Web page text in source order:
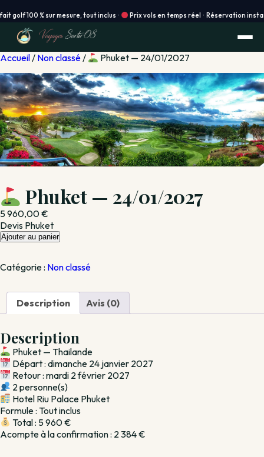
100 % sur mesure, tout inclus · Prix vols en temps réel · Réservation
Accueil/ Non classé/ Phuket — 24/01/2027
Phuket — 24/01/2027
5 960,00€
Devis Phuket
quantité
Phuket
24/01/2027
Ajouter au panier
Catégorie : Non classé
Description Avis (0)
Description
Phuket — Thailande
Départ : dimanche 24 janvier 2027
Retour : mardi 2 février 2027
2 personne(s)
Hotel Riu Palace Phuket
Formule : Tout inclus
Total : 5 960 €
Acompte à la confirmation : 2 384 €